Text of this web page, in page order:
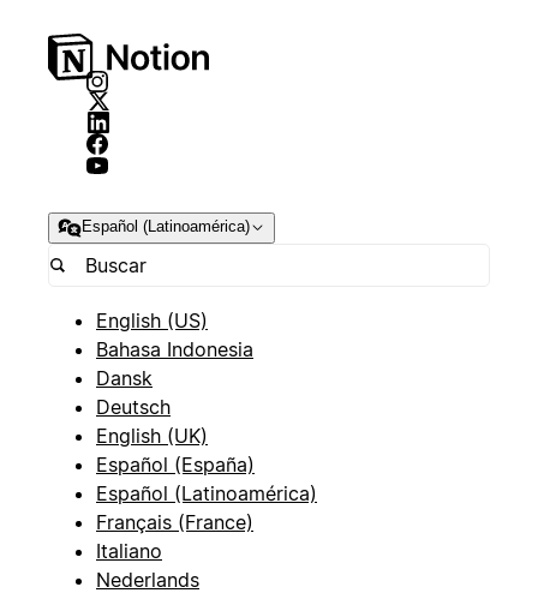
Español (Latinoamérica)
English (US)
Bahasa Indonesia
Dansk
Deutsch
English (UK)
Español (España)
Español (Latinoamérica)
Français (France)
Italiano
Nederlands